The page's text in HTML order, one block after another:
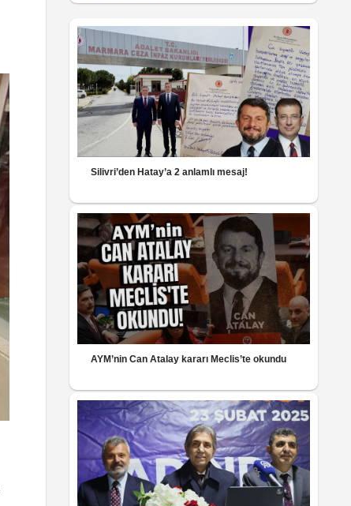
Silivri’den Hatay’a 2 anlamlı mesaj!
AYM’nin Can Atalay kararı Meclis’te okundu